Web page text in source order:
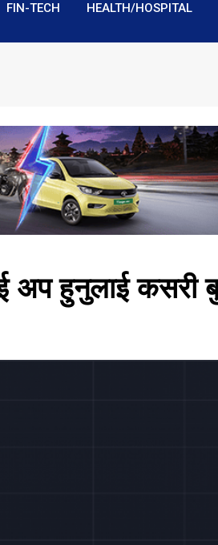
FIN-TECH HEALTH/HOSPITAL
अप हुनुलाई कसरी